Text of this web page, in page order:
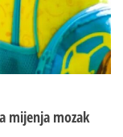
mijenja mozak